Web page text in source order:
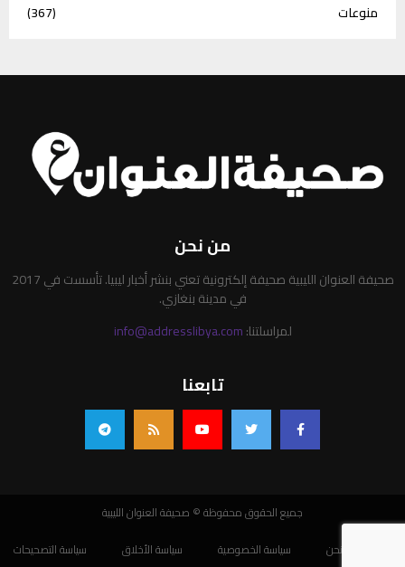
منوعات
(367)
من نحن
صحيفة العنوان الليبية صحيفة إلكترونية تعني بنشر أخبار ليبيا. تأسست في 2017
في مدينة بنغازي.
لمراسلتنا:info@addresslibya.com
تابعنا
جميع الحقوق محفوظة © صحيفة العنوان الليبية
من نحن
سياسة الخصوصية سياسة الأخلاق
سياسة التصحيحات